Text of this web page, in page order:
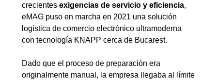
crecientes exigencias de servicio y eficiencia,
eMAG puso en marcha en 2021 una solución
logística de comercio electrónico ultramoderna
con tecnología KNAPP cerca de Bucarest.
Dado que el proceso de preparación era
originalmente manual, la empresa llegaba al límite